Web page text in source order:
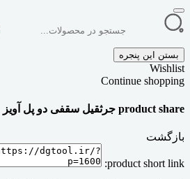
بستن این پنجره
Wishlist
Continue shopping
product share جرثقیل سقفی دو پل آویز
بازگشت
product short link: